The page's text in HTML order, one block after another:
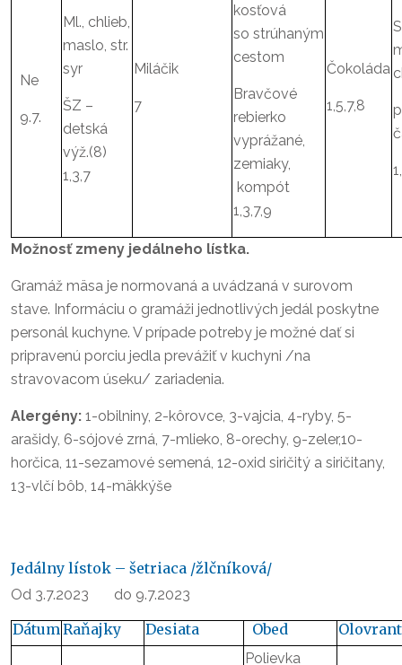
Ne
9.7.
Ml., chlieb,
maslo, str.
syr
ŠZ –
detská
výž.(8)
1,3,7
Miláčik
7
kosťová
so strúhaným
cestom
Bravčové
rebierko
vyprážané,
zemiaky,
kompót
1,3,7,9
Čokoláda
1,5,7,8
Možnosť zmeny jedálneho lístka.
Gramáž mäsa je normovaná a uvádzaná v surovom
stave. Informáciu o gramáži jednotlivých jedál poskytne
personál kuchyne. V prípade potreby je možné dať si
pripravenú porciu jedla prevážiť v kuchyni /na
stravovacom úseku/ zariadenia.
Alergény: 1-obilniny, 2-kôrovce, 3-vajcia, 4-ryby, 5-
arašidy, 6-sójové zrná, 7-mlieko, 8-orechy, 9-zeler,10-
horčica, 11-sezamové semená, 12-oxid siričitý a siričitany,
13-vlčí bôb, 14-mäkkýše
Jedálny lístok – šetriaca /žlčníková/
Od 3.7.2023 do 9.7.2023
DátumRaňajky Desiata Obed Olovrant
Polievka